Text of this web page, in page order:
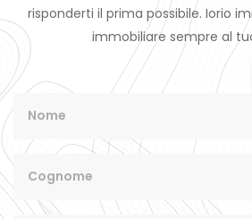
risponderti il prima possibile. Iorio
immobiliare sempre al